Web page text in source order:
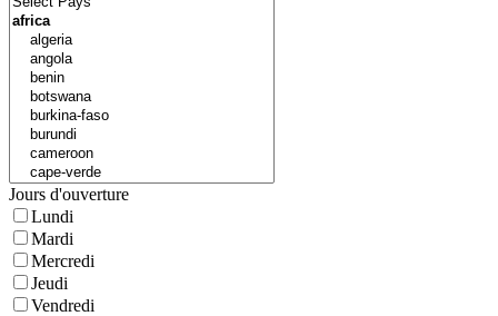
Jours d'ouverture
Lundi
Mardi
Mercredi
Jeudi
Vendredi